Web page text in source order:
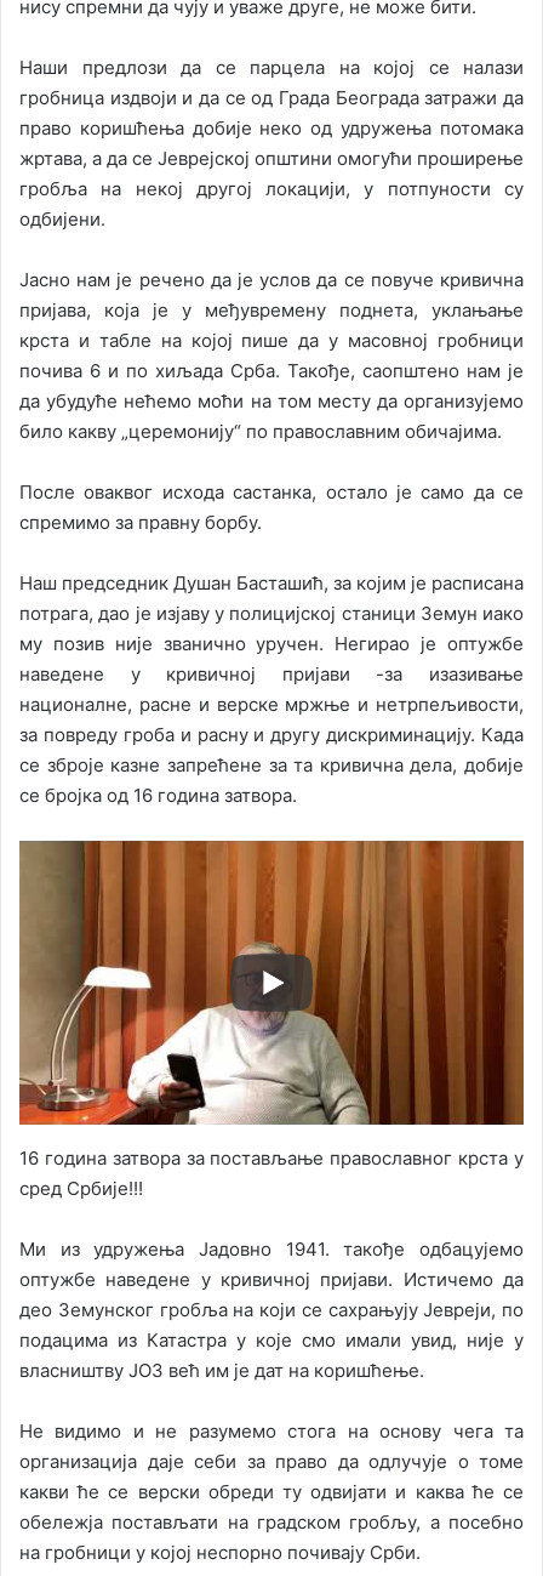
нису спремни да чују и уваже друге, не може бити.
Наши предлози да се парцела на којој се налази
гробница издвоји и да се од Града Београда затражи да
право коришћења добије неко од удружења потомака
жртава, а да се Јеврејској општини омогући проширење
гробља на некој другој локацији, у потпуности су
одбијени.
Јасно нам је речено да је услов да се повуче кривична
пријава, која је у међувремену поднета, уклањање
крста и табле на којој пише да у масовној гробници
почива 6 и по хиљада Срба. Такође, саопштено нам је
да убудуће нећемо моћи на том месту да организујемо
било какву „церемонију“ по православним обичајима.
После оваквог исхода састанка, остало је само да се
спремимо за правну борбу.
Наш председник Душан Басташић, за којим је расписана
потрага, дао је изјаву у полицијској станици Земун иако
му позив није званично уручен. Негирао је оптужбе
наведене у кривичној пријави -за изазивање
националне, расне и верске мржње и нетрпељивости,
за повреду гроба и расну и другу дискриминацију. Када
се зброје казне запрећене за та кривична дела, добије
се бројка од 16 година затвора.
16 година затвора за постављање православног крста у
сред Србије!!!
Ми из удружења Јадовно 1941. такође одбацујемо
оптужбе наведене у кривичној пријави. Истичемо да
део Земунског гробља на који се сахрањују Јевреји, по
подацима из Катастра у које смо имали увид, није у
власништву ЈОЗ већ им је дат на коришћење.
Не видимо и не разумемо стога на основу чега та
организација даје себи за право да одлучује о томе
какви ће се верски обреди ту одвијати и каква ће се
обележја постављати на градском гробљу, а посебно
на гробници у којој неспорно почивају Срби.